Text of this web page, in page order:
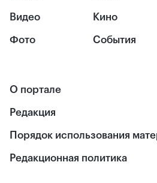
Видео
Фото
Кино
События
О портале
Редакция
Порядок использования
Редакционная политика